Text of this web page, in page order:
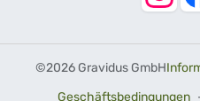
©2026 Gravidus GmbH
Geschäftsbedingungen